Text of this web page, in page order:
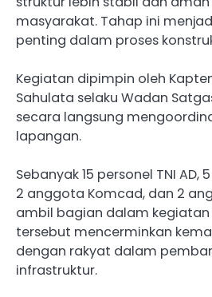
masyarakat. Tahap ini
penting dalam proses
Kegiatan dipimpin oleh
Sahulata selaku Wadan
secara langsung
lapangan.
Sebanyak 15 personel TNI
2 anggota Komcad, dan 2
ambil bagian dalam kegiatan
tersebut mencerminkan
dengan rakyat dalam
infrastruktur.